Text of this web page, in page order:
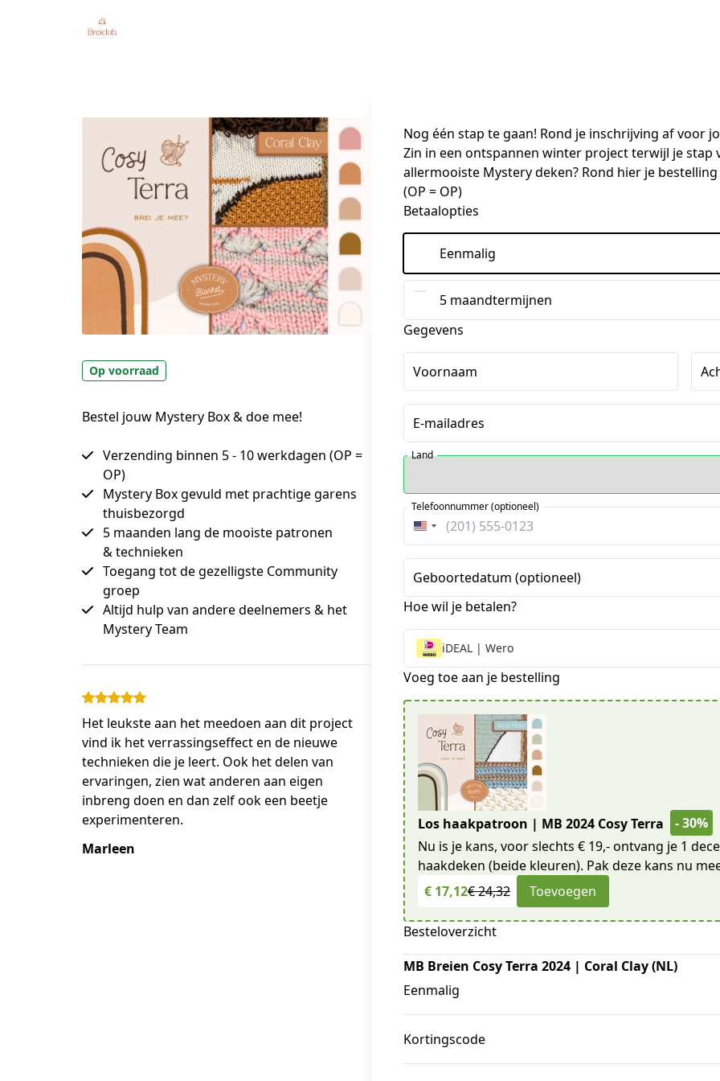
Op voorraad
Bestel jouw Mystery Box & doe mee!
Verzending binnen 5 - 10 werkdagen (OP =
OP)
Mystery Box gevuld met prachtige garens
thuisbezorgd
5 maanden lang de mooiste patronen
& technieken
Toegang tot de gezelligste Community
groep
Altijd hulp van andere deelnemers & het
Mystery Team
Het leukste aan het meedoen aan dit project
vind ik het verrassingseffect en de nieuwe
technieken die je leert. Ook het delen van
ervaringen, zien wat anderen aan eigen
inbreng doen en dan zelf ook een beetje
experimenteren.
Marleen
Nog één stap te gaan! Rond je inschrijving af voor
Zin in een ontspannen winter project terwijl je
allermooiste Mystery deken? Rond hier je
(OP = OP)
Betaalopties
Eenmalig
5 maandtermijnen
Gegevens
Voornaam
E-mailadres
Land
Verenigde
Staten
+1
Telefoonnummer (optioneel)
Geboortedatum (optioneel)
Hoe wil je betalen?
iDEAL | Wero
Voeg toe aan je bestelling
Los haakpatroon | MB 2024 Cosy Terra
- 30%
Nu is je kans, voor slechts € 19,- ontvang je 1
haakdeken (beide kleuren). Pak deze kans nu
€ 17,12€ 24,32 Toevoegen
Besteloverzicht
MB Breien Cosy Terra 2024 | Coral Clay (NL)
Eenmalig
Kortingscode